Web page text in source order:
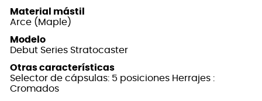
Material mástil
Arce (Maple)
Modelo
Debut Series Stratocaster
Otras características
Selector de cápsulas: 5 posiciones Herrajes :
Cromados